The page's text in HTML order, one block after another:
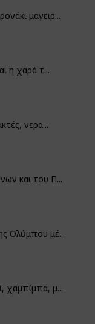
μαγειρ...
η χαρά τ...
νερα...
και του Π...
Ολύμπου μέ...
χαμπίμπα, μ...